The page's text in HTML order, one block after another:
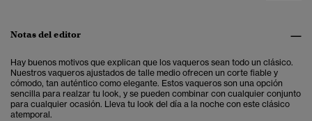
Notas del editor
Hay buenos motivos que explican que los vaqueros sean todo un clásico.
Nuestros vaqueros ajustados de talle medio ofrecen un corte fiable y
cómodo, tan auténtico como elegante. Estos vaqueros son una opción
sencilla para realzar tu look, y se pueden combinar con cualquier conjunto
para cualquier ocasión. Lleva tu look del día a la noche con este clásico
atemporal.